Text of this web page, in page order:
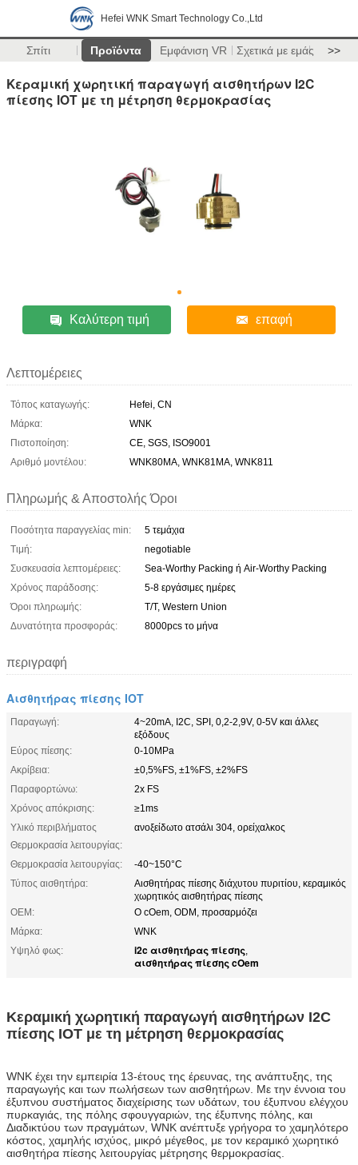
Hefei WNK Smart Technology Co.,Ltd
Σπίτι Προϊόντα Εμφάνιση VR Σχετικά με εμάς >>
Κεραμική χωρητική παραγωγή αισθητήρων I2C
πίεσης IOT με τη μέτρηση θερμοκρασίας
Καλύτερη τιμή επαφή
Λεπτομέρειες
Τόπος καταγωγής:
Hefei, CN
Μάρκα:
WNK
Πιστοποίηση:
CE, SGS, ISO9001
Αριθμό μοντέλου:
WNK80MA, WNK81MA, WNK811
Πληρωμής & Αποστολής Όροι
Ποσότητα παραγγελίας min:
5 τεμάχια
Τιμή:
negotiable
Συσκευασία λεπτομέρειες:
Sea-Worthy Packing ή Air-Worthy Packing
Χρόνος παράδοσης:
5-8 εργάσιμες ημέρες
Όροι πληρωμής:
T/T, Western Union
Δυνατότητα προσφοράς:
8000pcs το μήνα
περιγραφή
Αισθητήρας πίεσης IOT
Παραγωγή:
4~20mA, I2C, SPI, 0,2-2,9V, 0-5V και άλλες
εξόδους
Εύρος πίεσης:
0-10MPa
Ακρίβεια:
±0,5%FS, ±1%FS, ±2%FS
Παραφορτώνω:
2x FS
Χρόνος απόκρισης:
≥1ms
Υλικό περιβλήματος
Θερμοκρασία λειτουργίας:
ανοξείδωτο ατσάλι 304, ορείχαλκος
Θερμοκρασία λειτουργίας:
-40~150°C
Τύπος αισθητήρα:
Αισθητήρας πίεσης διάχυτου πυριτίου, κεραμικός
χωρητικός αισθητήρας πίεσης
OEM:
Ο cOem, ODM, προσαρμόζει
Μάρκα:
WNK
Υψηλό φως:
i2c αισθητήρας πίεσης,
αισθητήρας πίεσης cOem
Κεραμική χωρητική παραγωγή αισθητήρων I2C
πίεσης IOT με τη μέτρηση θερμοκρασίας
WNK έχει την εμπειρία 13-έτους της έρευνας, της ανάπτυξης, της
παραγωγής και των πωλήσεων των αισθητήρων. Με την έννοια του
έξυπνου συστήματος διαχείρισης των υδάτων, του έξυπνου ελέγχου
πυρκαγιάς, της πόλης σφουγγαριών, της έξυπνης πόλης, και
Διαδικτύου των πραγμάτων, WNK ανέπτυξε γρήγορα το χαμηλότερο
κόστος, χαμηλής ισχύος, μικρό μέγεθος, με τον κεραμικό χωρητικό
αισθητήρα πίεσης λειτουργίας μέτρησης θερμοκρασίας.